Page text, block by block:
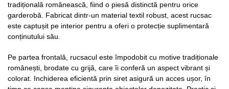
tradițională românească, fiind o piesă distinctă pentru orice
garderobă. Fabricat dintr-un material textil robust, acest rucsac
este captușit pe interior pentru a oferi o protecție suplimentară
conținutului său.
Pe partea frontală, rucsacul este împodobit cu motive tradiționale
românești, brodate cu grijă, care îi conferă un aspect vibrant și
colorat. Inchiderea eficientă prin siret asigură un acces ușor, în